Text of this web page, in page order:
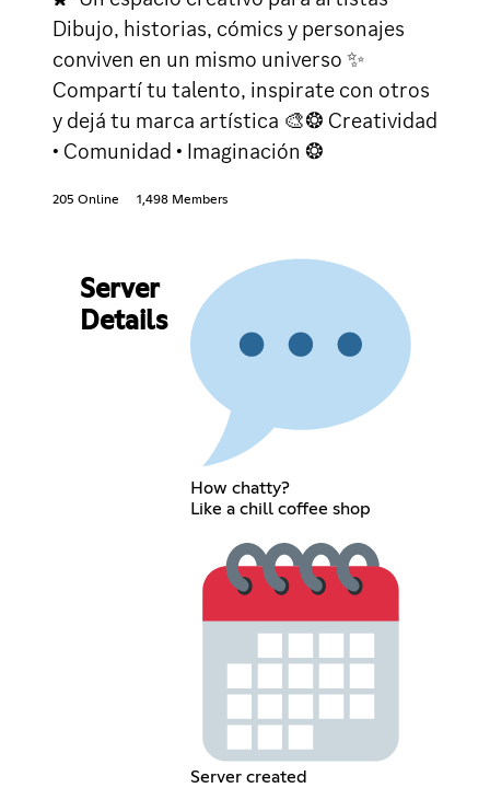
Dibujo, historias, cómics y personajes
conviven en un mismo universo ✨
Compartí tu talento, inspirate con otros
y dejá tu marca artística 🎨❂ Creatividad
• Comunidad • Imaginación ❂
205 Online 1,498 Members
Server
Details
How chatty?
Like a chill coffee shop
Server created